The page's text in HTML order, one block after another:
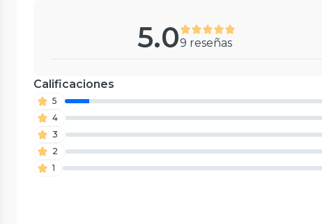
5.09 reseñas
Calificaciones
5
4
3
2
1